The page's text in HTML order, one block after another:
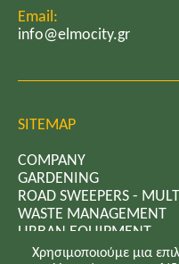
Χρησιμοποιούμε μια
Email:
info@elmocity.gr
SITEMAP
COMPANY
GARDENING
ROAD SWEEPERS -
WASTE MANAGEMENT
URBAN EQUIPMENT
SERVICES